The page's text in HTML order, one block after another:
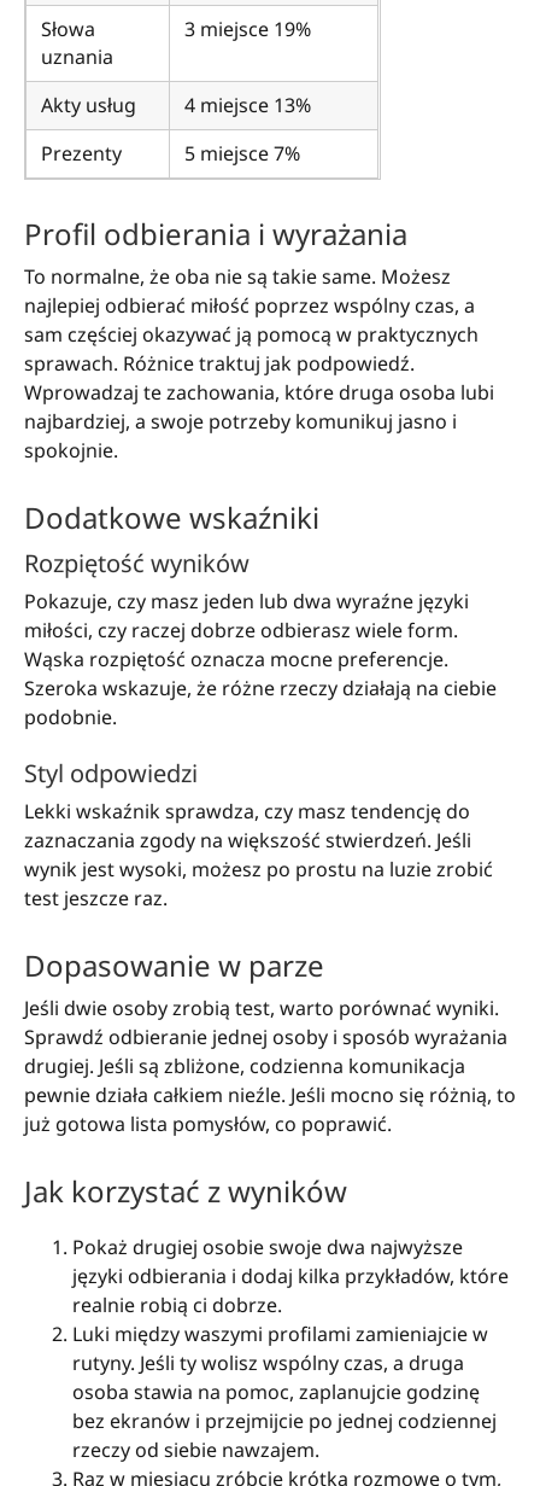
Słowa
uznania
3 miejsce 19%
Akty usług
4 miejsce 13%
Prezenty
5 miejsce 7%
Profil odbierania i wyrażania
To normalne, że oba nie są takie same. Możesz
najlepiej odbierać miłość poprzez wspólny czas, a
sam częściej okazywać ją pomocą w praktycznych
sprawach. Różnice traktuj jak podpowiedź.
Wprowadzaj te zachowania, które druga osoba lubi
najbardziej, a swoje potrzeby komunikuj jasno i
spokojnie.
Dodatkowe wskaźniki
Rozpiętość wyników
Pokazuje, czy masz jeden lub dwa wyraźne języki
miłości, czy raczej dobrze odbierasz wiele form.
Wąska rozpiętość oznacza mocne preferencje.
Szeroka wskazuje, że różne rzeczy działają na ciebie
podobnie.
Styl odpowiedzi
Lekki wskaźnik sprawdza, czy masz tendencję do
zaznaczania zgody na większość stwierdzeń. Jeśli
wynik jest wysoki, możesz po prostu na luzie zrobić
test jeszcze raz.
Dopasowanie w parze
Jeśli dwie osoby zrobią test, warto porównać wyniki.
Sprawdź odbieranie jednej osoby i sposób wyrażania
drugiej. Jeśli są zbliżone, codzienna komunikacja
pewnie działa całkiem nieźle. Jeśli mocno się różnią, to
już gotowa lista pomysłów, co poprawić.
Jak korzystać z wyników
Pokaż drugiej osobie swoje dwa najwyższe
języki odbierania i dodaj kilka przykładów, które
realnie robią ci dobrze.
Luki między waszymi profilami zamieniajcie w
rutyny. Jeśli ty wolisz wspólny czas, a druga
osoba stawia na pomoc, zaplanujcie godzinę
bez ekranów i przejmijcie po jednej codziennej
rzeczy od siebie nawzajem.
Raz w miesiącu zróbcie krótką rozmowę o tym,